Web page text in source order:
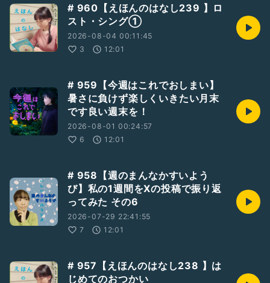
「質問を送る」からお気軽にお待ちしてます。
#ひとり語り
#石井舞#推し舞#石井舞のラジオ
#女優#俳優
# 960【えほんのはなし239 】ロ
スト・シング①
2026-08-04 00:11:45
3
12:01
# 959【今週はこれでおしまい】
暑さに負けず楽しくいきたい月末
です良い週末を！
2026-08-01 00:24:57
6
12:01
# 958【週のまんなかすいよう
び】私の1週間をXの投稿で振り返
ってみた その6
2026-07-29 22:41:55
7
12:01
# 957【えほんのはなし238 】は
じめてのおつかい